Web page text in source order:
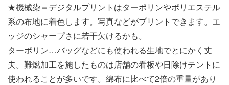
★機械染＝デジタルプリントはターポリンやポリエステル
系の布地に着色します。写真などがプリントできます。エ
ッジのシャープさに若干欠けるかも。
ターポリン…バッグなどにも使われる生地でとにかく丈
夫。難燃加工を施したものは店舗の看板や日除けテントに
使われることが多いです。綿布に比べて2倍の重量があり